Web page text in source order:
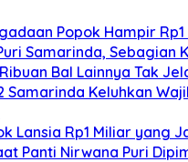
Popok Hampir Rp1
Samarinda, Sebagian
Bal Lainnya Tak
Samarinda Keluhkan
Lansia Rp1 Miliar yang
Panti Nirwana Puri